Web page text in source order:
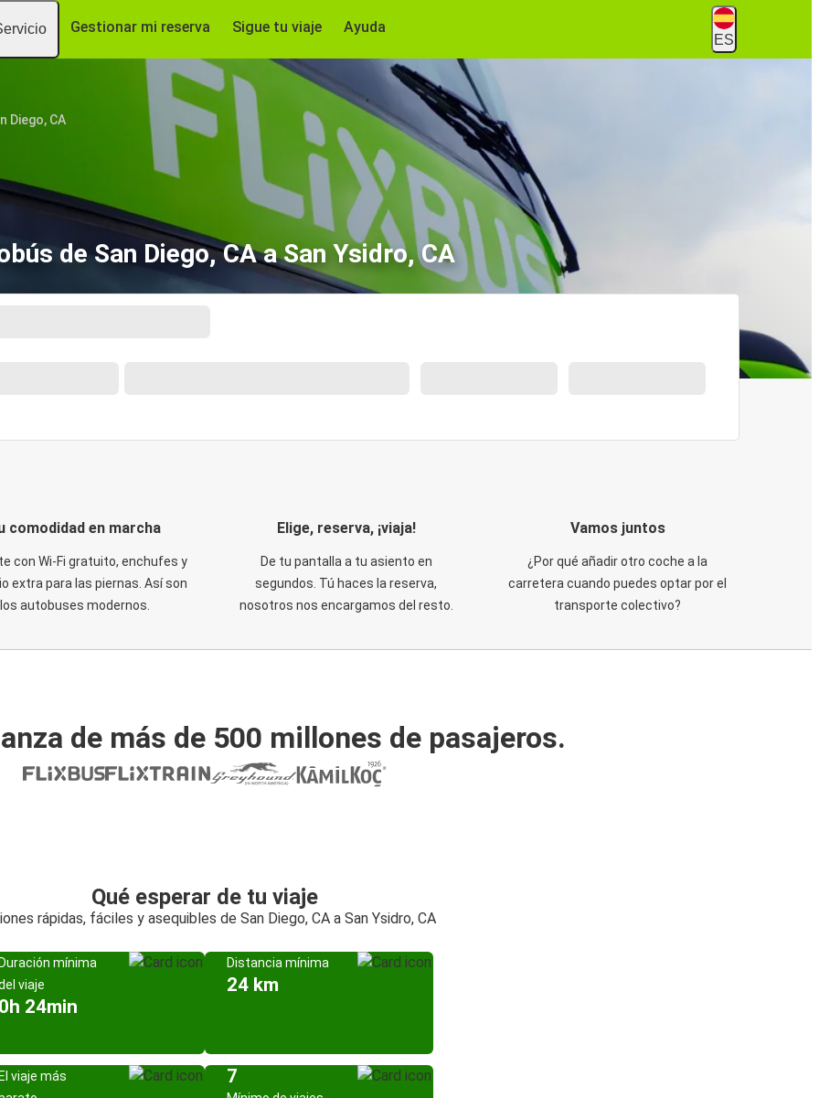
Gestionar mi reserva Sigue tu viaje Ayuda
ES
Diego, CA
de San Diego, CA a San Ysidro, CA
comodidad en marcha
con Wi-Fi gratuito, enchufes y
extra para las piernas. Así son
los autobuses modernos.
Elige, reserva, ¡viaja!
De tu pantalla a tu asiento en
segundos. Tú haces la reserva,
nosotros nos encargamos del resto.
Vamos juntos
¿Por qué añadir otro coche a la
carretera cuando puedes optar por el
transporte colectivo?
de más de 500 millones de pasajeros.
Qué esperar de tu viaje
rápidas, fáciles y asequibles de San Diego, CA a San Ysidro, CA
mínima
viaje
24min
Distancia mínima
24 km
viaje más
7